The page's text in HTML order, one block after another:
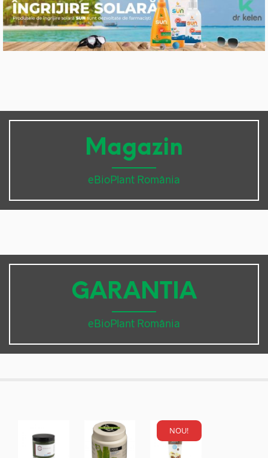
Magazin
eBioPlant România
GARANTIA
eBioPlant România
NOU!